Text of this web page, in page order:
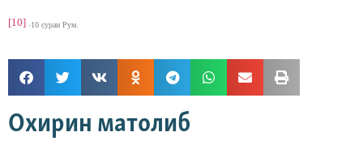
[10] 10 сураи Рум
Охирин матолиб